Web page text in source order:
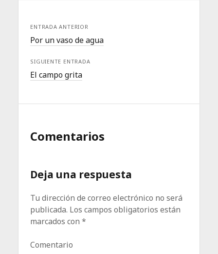
ENTRADA ANTERIOR
Por un vaso de agua
SIGUIENTE ENTRADA
El campo grita
Comentarios
Deja una respuesta
Tu dirección de correo electrónico no será
publicada. Los campos obligatorios están
marcados con*
Comentario